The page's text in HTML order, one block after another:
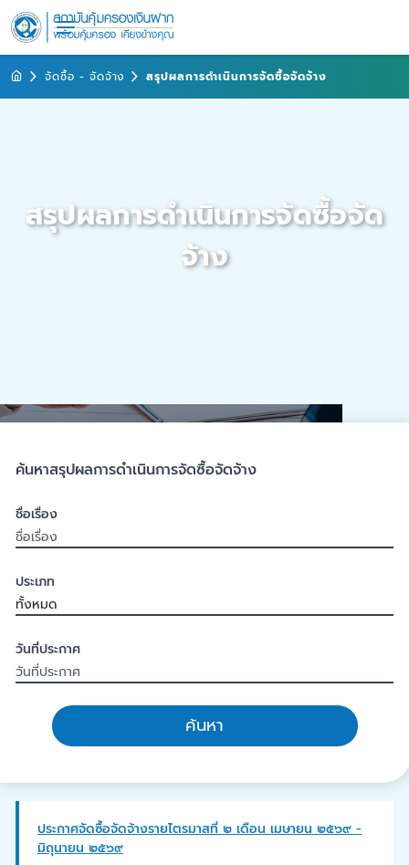
จัดซื้อ - จัดจ้าง สรุปผลการดำเนินการจัดซื้อจัดจ้าง
สรุปผลการดำเนินการจัดซื้อจัด
จ้าง
ค้นหาสรุปผลการดำเนินการจัดซื้อจัดจ้าง
ชื่อเรื่อง
ประเภท
วันที่ประกาศ
ค้นหา
ประกาศจัดซื้อจัดจ้างรายไตรมาสที่ ๒ เดือน เมษายน ๒๕๖๙ -
มิถุนายน ๒๕๖๙